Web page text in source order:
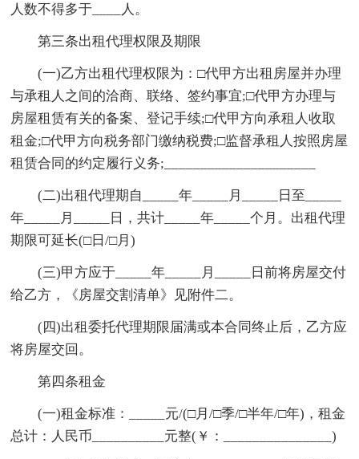
人数不得多于____人。
第三条出租代理权限及期限
(一)乙方出租代理权限为：□代甲方出租房屋并办理
与承租人之间的洽商、联络、签约事宜;□代甲方办理与
房屋租赁有关的备案、登记手续;□代甲方向承租人收取
租金;□代甲方向税务部门缴纳税费;□监督承租人按照房屋
租赁合同的约定履行义务;_____________________
(二)出租代理期自_____年_____月_____日至_____
年_____月_____日，共计_____年_____个月。出租代理
期限可延长(□日/□月)
(三)甲方应于_____年_____月_____日前将房屋交付
给乙方，《房屋交割清单》见附件二。
(四)出租委托代理期限届满或本合同终止后，乙方应
将房屋交回。
第四条租金
(一)租金标准：_____元/(□月/□季/□半年/□年)，租金
总计：人民币__________元整(￥：_______________)